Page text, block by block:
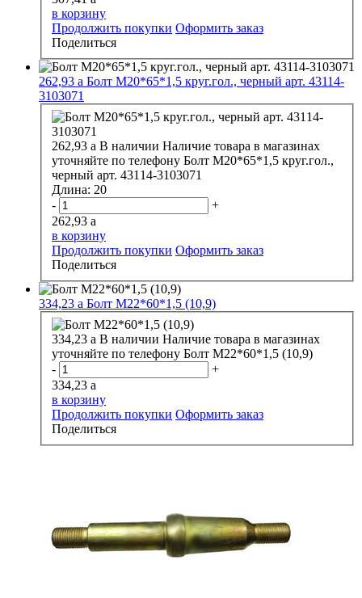
в корзину
Продолжить покупки Оформить заказ
Поделиться
262,93 a Болт М20*65*1,5 круг.гол., черный арт. 43114-
3103071
262,93 a В наличии Наличие товара в магазинах
уточняйте по телефону Болт М20*65*1,5 круг.гол.,
черный арт. 43114-3103071
Длина: 20
-
+
262,93 a
в корзину
Продолжить покупки Оформить заказ
Поделиться
334,23 a Болт М22*60*1,5 (10,9)
334,23 a В наличии Наличие товара в магазинах
уточняйте по телефону Болт М22*60*1,5 (10,9)
-
+
334,23 a
в корзину
Продолжить покупки Оформить заказ
Поделиться